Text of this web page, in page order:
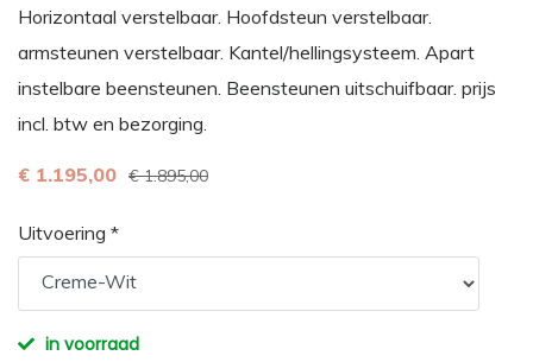
Horizontaal verstelbaar. Hoofdsteun verstelbaar.
armsteunen verstelbaar. Kantel/hellingsysteem. Apart
instelbare beensteunen. Beensteunen uitschuifbaar. prijs
incl. btw en bezorging.
€ 1.195,00 € 1.895,00
Uitvoering *
in voorraad